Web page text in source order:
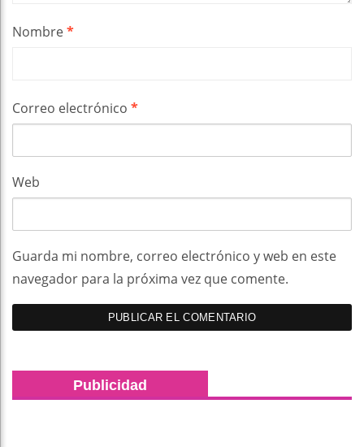
Nombre*
Correo electrónico *
Web
Guarda mi nombre, correo electrónico y web en este
navegador para la próxima vez que comente.
Publicidad